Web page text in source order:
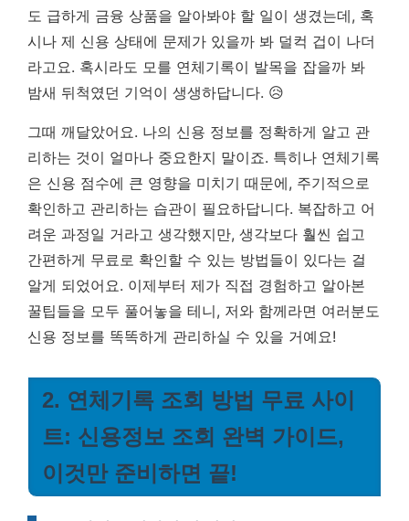
도 급하게 금융 상품을 알아봐야 할 일이 생겼는데, 혹
시나 제 신용 상태에 문제가 있을까 봐 덜컥 겁이 나더
라고요. 혹시라도 모를 연체기록이 발목을 잡을까 봐
밤새 뒤척였던 기억이 생생하답니다. 😥
그때 깨달았어요. 나의 신용 정보를 정확하게 알고 관
리하는 것이 얼마나 중요한지 말이죠. 특히나 연체기록
은 신용 점수에 큰 영향을 미치기 때문에, 주기적으로
확인하고 관리하는 습관이 필요하답니다. 복잡하고 어
려운 과정일 거라고 생각했지만, 생각보다 훨씬 쉽고
간편하게 무료로 확인할 수 있는 방법들이 있다는 걸
알게 되었어요. 이제부터 제가 직접 경험하고 알아본
꿀팁들을 모두 풀어놓을 테니, 저와 함께라면 여러분도
신용 정보를 똑똑하게 관리하실 수 있을 거예요!
2. 연체기록 조회 방법 무료 사이
트: 신용정보 조회 완벽 가이드,
이것만 준비하면 끝!